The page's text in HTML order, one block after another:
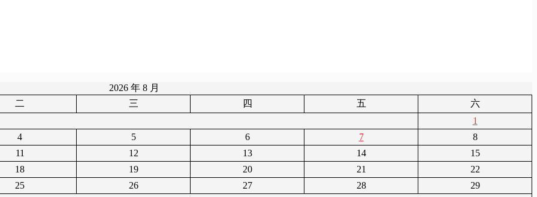
2026 年 8 月
二 三 四 五
六
1
4 5 6 7
8
11 12 13 14
15
18 19 20 21
22
25 26 27 28
29